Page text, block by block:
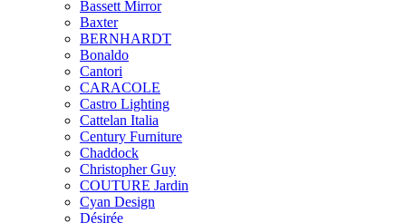
Bassett Mirror
Baxter
BERNHARDT
Bonaldo
Cantori
CARACOLE
Castro Lighting
Cattelan Italia
Century Furniture
Chaddock
Christopher Guy
COUTURE Jardin
Cyan Design
Désirée